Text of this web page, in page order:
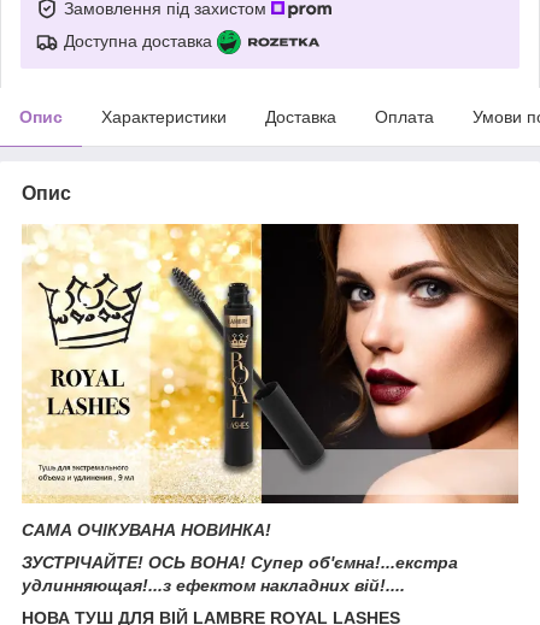
Замовлення під захистом
Доступна доставка
Опис Характеристики Доставка Оплата Умови
Опис
САМА ОЧІКУВАНА НОВИНКА!
ЗУСТРІЧАЙТЕ! ОСЬ ВОНА! Супер об'ємна!...екстра
удлинняющая!...з ефектом накладних вій!....
НОВА ТУШ ДЛЯ ВІЙ LAMBRE ROYAL LASHES